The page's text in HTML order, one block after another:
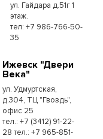
ул. Гайдара д.51г 1
этаж.
тел: +7 986-766-50-
35
Ижевск "Двери
Века"
ул. Удмуртская,
д.304, ТЦ "Гвоздь",
офис 25
тел.: +7 (3412) 91-22-
28 тел.: +7 965-851-